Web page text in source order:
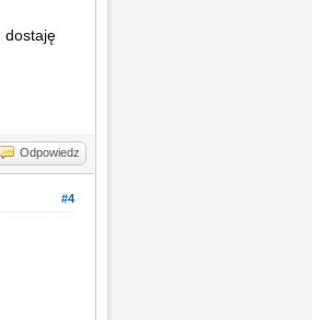
dostaję
Odpowiedz
#4